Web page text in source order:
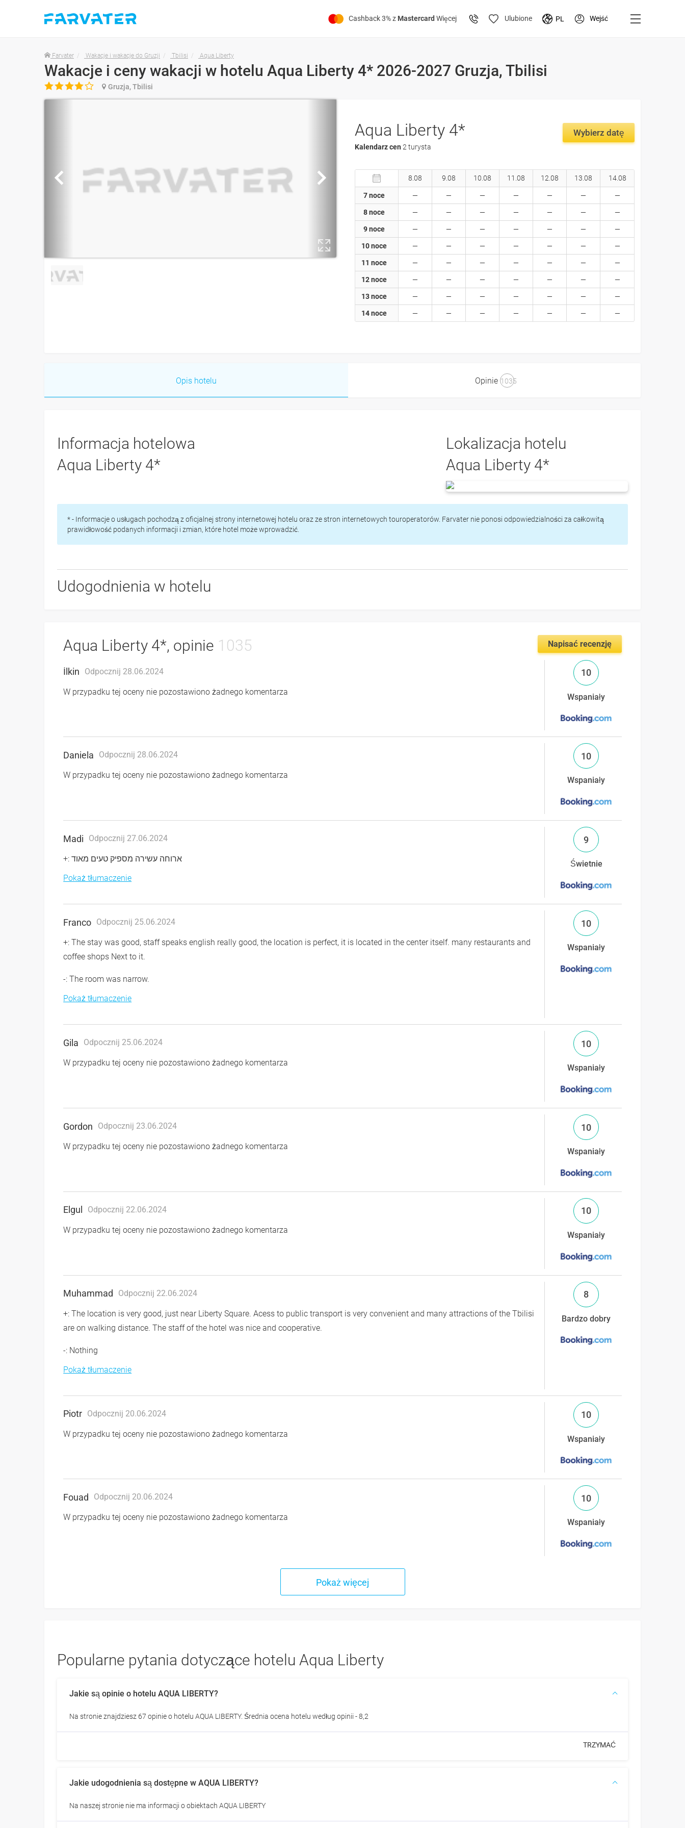
Cashback 3% z Mastercard Więcej Ulubione PL Wejść
Farvater Wakacje i wakacje do Gruzji Tbilisi Aqua Liberty
Wakacje i ceny wakacji w hotelu Aqua Liberty 4* 2026-2027 Gruzja, Tbilisi
 Gruzja, Tbilisi
Aqua Liberty 4*
Kalendarz cen 2 turysta
Wybierz datę
7 noce
8 noce
9 noce
10 noce
11 noce
12 noce
13 noce
14 noce
8.08 9.08 10.08 11.08 12.08 13.08 14.08
Opis hotelu Opinie 1035
Informacja hotelowa
Aqua Liberty 4*
Lokalizacja hotelu
Aqua Liberty 4*
* - Informacje o usługach pochodzą z oficjalnej strony internetowej hotelu oraz ze stron internetowych touroperatorów. Farvater nie ponosi odpowiedzialności za całkowitą
prawidłowość podanych informacji i zmian, które hotel może wprowadzić.
Udogodnienia w hotelu
Aqua Liberty 4*, opinie 1035 Napisać recenzję
İlkin Odpocznij 28.06.2024
W przypadku tej oceny nie pozostawiono żadnego komentarza
10
Wspaniały
Daniela Odpocznij 28.06.2024
W przypadku tej oceny nie pozostawiono żadnego komentarza
10
Wspaniały
Madi Odpocznij 27.06.2024
+: ארוחה עשירה מספיק טעים מאוד
Pokaż tłumaczenie
9
Świetnie
Franco Odpocznij 25.06.2024
+: The stay was good, staff speaks english really good, the location is perfect, it is located in the center itself. many restaurants and
coffee shops Next to it.
-: The room was narrow.
Pokaż tłumaczenie
10
Wspaniały
Gila Odpocznij 25.06.2024
W przypadku tej oceny nie pozostawiono żadnego komentarza
10
Wspaniały
Gordon Odpocznij 23.06.2024
W przypadku tej oceny nie pozostawiono żadnego komentarza
10
Wspaniały
Elgul Odpocznij 22.06.2024
W przypadku tej oceny nie pozostawiono żadnego komentarza
10
Wspaniały
Muhammad Odpocznij 22.06.2024
+: The location is very good, just near Liberty Square. Acess to public transport is very convenient and many attractions of the Tbilisi
are on walking distance. The staff of the hotel was nice and cooperative.
-: Nothing
Pokaż tłumaczenie
8
Bardzo dobry
Piotr Odpocznij 20.06.2024
W przypadku tej oceny nie pozostawiono żadnego komentarza
10
Wspaniały
Fouad Odpocznij 20.06.2024
W przypadku tej oceny nie pozostawiono żadnego komentarza
10
Wspaniały
Pokaż więcej
Popularne pytania dotyczące hotelu Aqua Liberty
Jakie są opinie o hotelu AQUA LIBERTY?
Na stronie znajdziesz 67 opinie o hotelu AQUA LIBERTY. Średnia ocena hotelu według opinii - 8,2
TRZYMAĆ
Jakie udogodnienia są dostępne w AQUA LIBERTY?
Na naszej stronie nie ma informacji o obiektach AQUA LIBERTY